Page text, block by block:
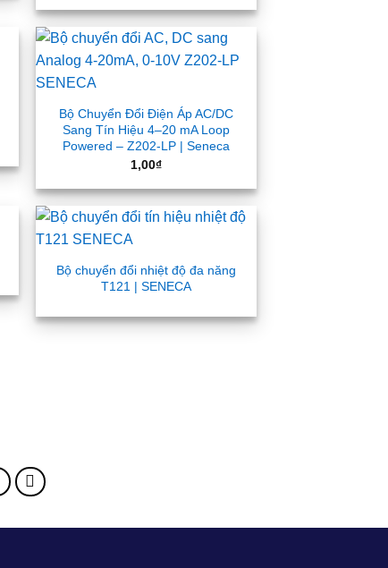
Bộ Chuyển Đổi Điện Áp AC/DC
Sang Tín Hiệu 4–20 mA Loop
Powered – Z202-LP | Seneca
1,00₫
Bộ chuyển đổi nhiệt độ đa năng
T121 | SENECA